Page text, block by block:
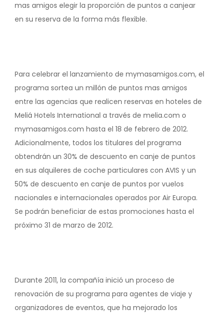
mas amigos elegir la proporción de puntos a canjear
en su reserva de la forma más flexible.
Para celebrar el lanzamiento de mymasamigos.com, el
programa sortea un millón de puntos mas amigos
entre las agencias que realicen reservas en hoteles de
Meliá Hotels International a través de melia.com o
mymasamigos.com hasta el 18 de febrero de 2012.
Adicionalmente, todos los titulares del programa
obtendrán un 30% de descuento en canje de puntos
en sus alquileres de coche particulares con AVIS y un
50% de descuento en canje de puntos por vuelos
nacionales e internacionales operados por Air Europa.
Se podrán beneficiar de estas promociones hasta el
próximo 31 de marzo de 2012.
Durante 2011, la compañía inició un proceso de
renovación de su programa para agentes de viaje y
organizadores de eventos, que ha mejorado los